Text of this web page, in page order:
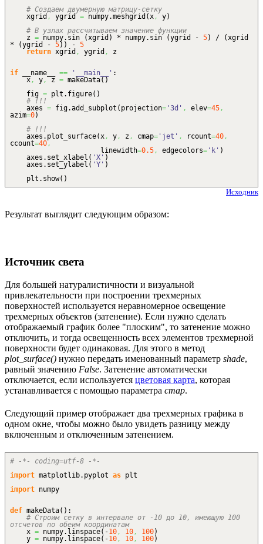
# Создаем двумерную матрицу-сетку
xgrid , ygrid = numpy.meshgrid (x, y)
# В узлах рассчитываем значение функции
z = numpy. sin (xgrid ) * numpy. sin (ygrid - 5) / (xgrid
*
(ygrid - 5) ) - 5
return xgrid , ygrid , z
if __name__ == '__main__' :
x, y, z = makeData( )
fig = plt. figure( )
# !!!
axes = fig.add_subplot ( projection= '3d' , elev=45,
azim=0)
# !!!
axes. plot_surface(x, y, z , cmap= 'jet' , rcount=40,
ccount=40,
linewidth=0.5, edgecolors= 'k' )
axes. set_xlabel ( 'X' )
axes. set_ylabel ( 'Y' )
plt. show( )
Исходник
Результат выглядит следующим образом:
Источник света
Для большей натуралистичности и визуальной
привлекательности при построении трехмерных
поверхностей используется неравномерное освещение
трехмерных объектов (затенение). Если нужно сделать
отображаемый график более "плоским", то затенение можно
отключить, и тогда освещенность всех элементов трехмерной
поверхности будет одинаковая. Для этого в метод
plot_surface() нужно передать именованный параметр shade,
равный значению False. Затенение автоматически
отключается, если используется цветовая карта, которая
устанавливается с помощью параметра cmap.
Следующий пример отображает два трехмерных графика в
одном окне, чтобы можно было увидеть разницу между
включенным и отключенным затенением.
# -*- coding=utf-8 -*-
import matplotlib. pyplot as plt
import numpy
def makeData( ) :
# Строим сетку в интервале от -10 до 10, имеющую 100
отсчетов по обеим координатам
x = numpy. linspace( -10, 10, 100)
y = numpy. linspace( -10, 10, 100)